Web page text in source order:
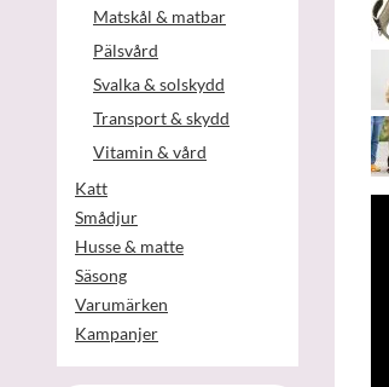
Matskål & matbar
Pälsvård
Svalka & solskydd
Transport & skydd
Vitamin & vård
Katt
Smådjur
Husse & matte
Säsong
Varumärken
Kampanjer